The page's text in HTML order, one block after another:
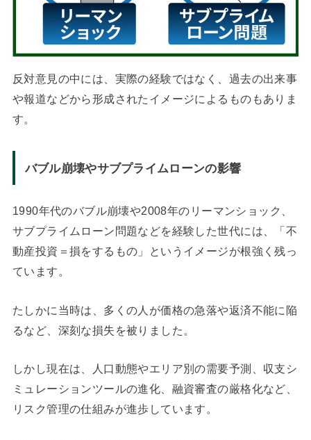
反対意見の中には、実際の経験ではなく、過去の出来事
や報道などから形成されたイメージによるものもありま
す。
バブル崩壊やサブプライムローンの影響
1990年代のバブル崩壊や2008年のリーマンショック、
サブプライムローン問題などを経験した世代には、「不
動産投資＝損をするもの」というイメージが根強く残っ
ています。
たしかに当時は、多くの人が価格の急落や返済不能に陥
るなど、深刻な損失を被りました。
しかし現在は、人口動態やエリア別の需要予測、収支シ
ミュレーションツールの進化、融資審査の厳格化など、
リスク管理の仕組みが進歩しています。